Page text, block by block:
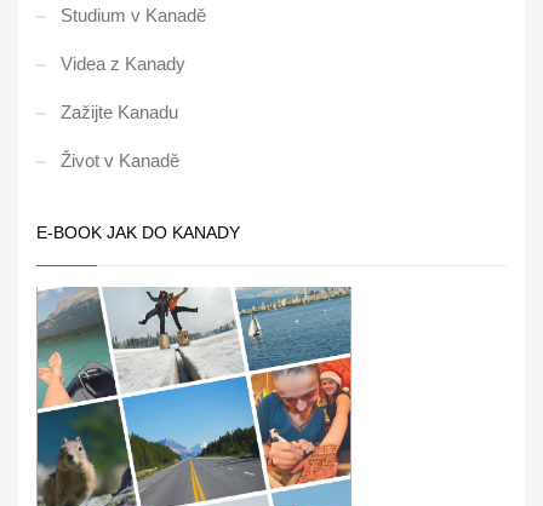
Studium v Kanadě
Videa z Kanady
Zažijte Kanadu
Život v Kanadě
E-BOOK JAK DO KANADY